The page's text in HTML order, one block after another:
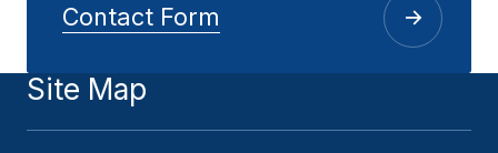
Contact Form
Site Map